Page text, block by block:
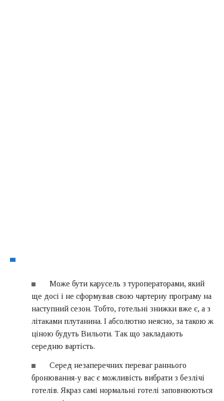
Може бути карусель з туроператорами, який
ще досі і не сформував свою чартерну програму на
наступний сезон. Тобто, готельні знижки вже є, а з
літаками плутанина. І абсолютно неясно, за такою ж
ціною будуть Вильоти. Так що закладають
середню вартість.
Серед незаперечних переваг раннього
бронювання-у вас є можливість вибрати з безлічі
готелів. Якраз самі нормальні готелі заповнюються